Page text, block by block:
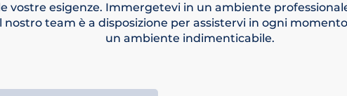
esigenze. Immergetevi in un ambiente
team è a disposizione per assistervi in ogni
un ambiente indimenticabile.